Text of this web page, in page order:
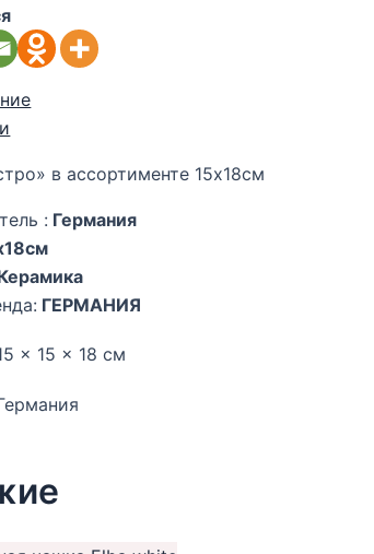
в ассортименте 15х18см
: Германия
ГЕРМАНИЯ
× 15 × 18 см